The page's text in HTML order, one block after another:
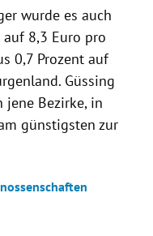
wurde es auch
8,3 Euro pro
0,7 Prozent auf
Güssing
jene Bezirke, in
günstigsten zur